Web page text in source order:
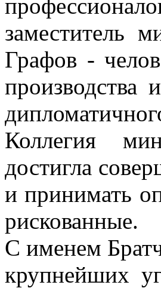
заместитель
Графов -
производства
Коллегия
достигла
и принимать
рискованные.
С именем
крупнейших